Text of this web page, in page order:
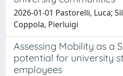
2026-01-01 Pastorelli, Luca;
Coppola, Pierluigi
Assessing Mobility as a
potential for university
employees